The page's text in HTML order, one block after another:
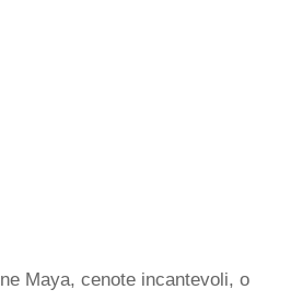
Maya, cenote incantevoli, o